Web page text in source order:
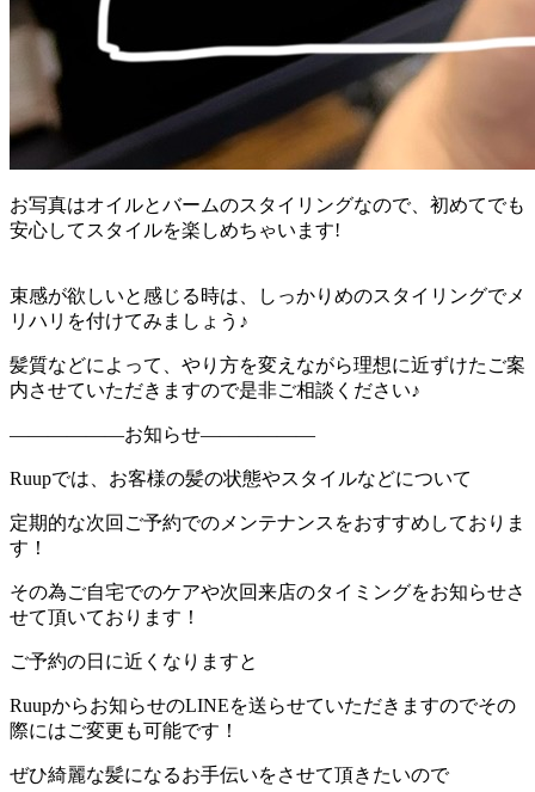
お写真はオイルとバームのスタイリングなので、 初めてでも
安心してスタイルを楽しめちゃいます!
束感が欲しいと感じる時は、しっかりめのスタイリングでメ
リハリを付けてみましょう♪
髪質などによって、やり方を変えながら理想に近ずけたご案
内させていただきますので是非ご相談ください♪
――――――お知らせ――――――
Ruupでは、お客様の髪の状態やスタイルなどについて
定期的な次回ご予約でのメンテナンスをおすすめしておりま
す！
その為ご自宅でのケアや次回来店のタイミングをお知らせさ
せて頂いております！
ご予約の日に近くなりますと
Ruupからお知らせのLINEを送らせていただきますのでその
際にはご変更も可能です！
ぜひ綺麗な髪になるお手伝いをさせて頂きたいので